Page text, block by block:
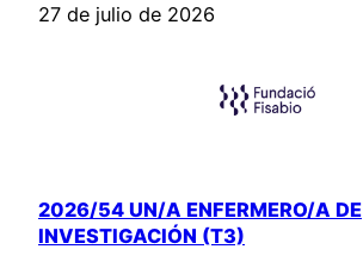
27 de julio de 2026
2026/54 UN/A ENFERMERO/A DE
INVESTIGACIÓN (T3)